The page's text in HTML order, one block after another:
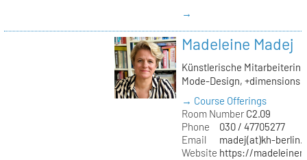
→
Madeleine Madej
Künstlerische Mitarbeiterin
Mode-Design, +dimensions
→ Course Offerings
Room NumberC2.09
Phone
030 / 47705277
Email
madej(at)kh-
Website https://